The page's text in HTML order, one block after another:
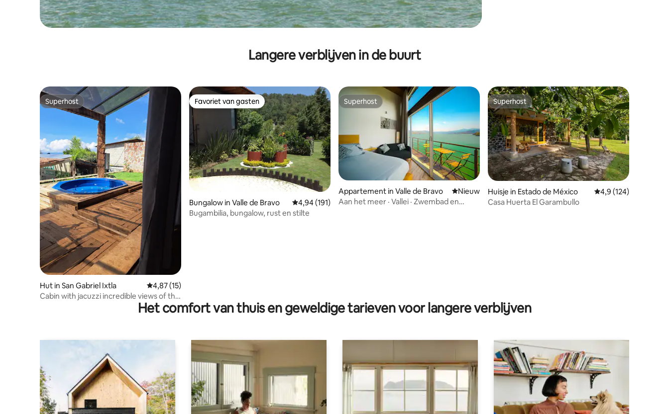
Langere verblijven in de buurt
Superhost
Superhost
Hut in San Gabriel Ixtla Gemiddelde beoordeling van 4,87 op 5, 15 recensies
4,87 (15)
Cabin with jacuzzi incredible views of the
Favoriet van gasten
Favoriet van gasten
Bungalow in Valle de Bravo Gemiddelde beoordeling van 4,94 op 5, 191 recensies
4,94 (191)
Bugambilia, bungalow, rust en stilte
Superhost
Superhost
Appartement in Valle de Bravo Nieuwe accommodatie
Nieuw
Aan het meer · Vallei · Zwembad en
Superhost
Superhost
Huisje in Estado de México Gemiddelde
4,9 (124)
Casa Huerta El Garambullo
Het comfort van thuis en geweldige tarieven voor langere verblijven